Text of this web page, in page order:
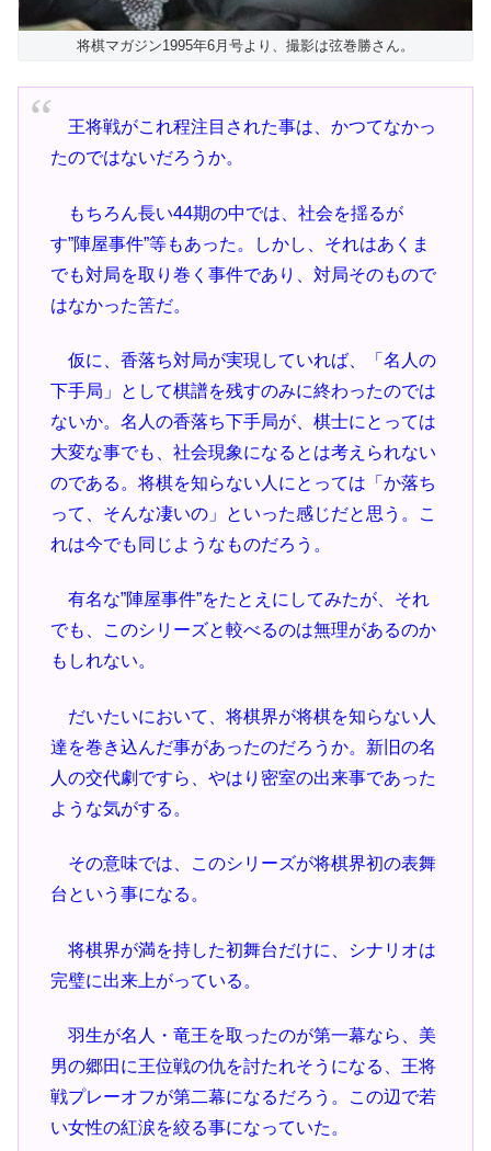
将棋マガジン1995年6月号より、撮影は弦巻勝さん。
王将戦がこれ程注目された事は、かつてなかっ
たのではないだろうか。
もちろん長い44期の中では、社会を揺るが
す”陣屋事件”等もあった。しかし、それはあくま
でも対局を取り巻く事件であり、対局そのもので
はなかった筈だ。
仮に、香落ち対局が実現していれば、「名人の
下手局」として棋譜を残すのみに終わったのでは
ないか。名人の香落ち下手局が、棋士にとっては
大変な事でも、社会現象になるとは考えられない
のである。将棋を知らない人にとっては「か落ち
って、そんな凄いの」といった感じだと思う。こ
れは今でも同じようなものだろう。
有名な”陣屋事件”をたとえにしてみたが、それ
でも、このシリーズと較べるのは無理があるのか
もしれない。
だいたいにおいて、将棋界が将棋を知らない人
達を巻き込んだ事があったのだろうか。新旧の名
人の交代劇ですら、やはり密室の出来事であった
ような気がする。
その意味では、このシリーズが将棋界初の表舞
台という事になる。
将棋界が満を持した初舞台だけに、シナリオは
完璧に出来上がっている。
羽生が名人・竜王を取ったのが第一幕なら、美
男の郷田に王位戦の仇を討たれそうになる、王将
戦プレーオフが第二幕になるだろう。この辺で若
い女性の紅涙を絞る事になっていた。